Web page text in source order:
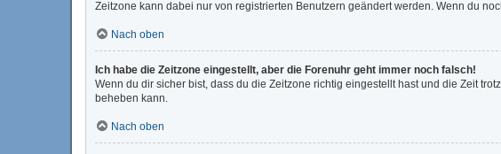
Zeitzone kann dabei nur von registrierten Benutzern geändert werden. Wenn du
Nach oben
Ich habe die Zeitzone eingestellt, aber die Forenuhr geht immer noch falsch!
Wenn du dir sicher bist, dass du die Zeitzone richtig eingestellt hast und die Zeit
beheben kann.
Nach oben